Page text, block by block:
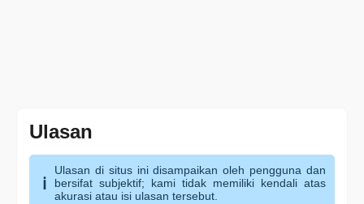
Ulasan
Ulasan di situs ini disampaikan oleh pengguna dan
bersifat subjektif; kami tidak memiliki kendali atas
akurasi atau isi ulasan tersebut.